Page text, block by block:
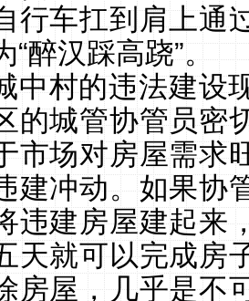
行车扛到肩上通
“醉汉踩高跷”。
中村的违法建设
的城管协管员密
市场对房屋需求
建冲动。如果协
违建房屋建起来
天就可以完成房
房屋，几乎是不